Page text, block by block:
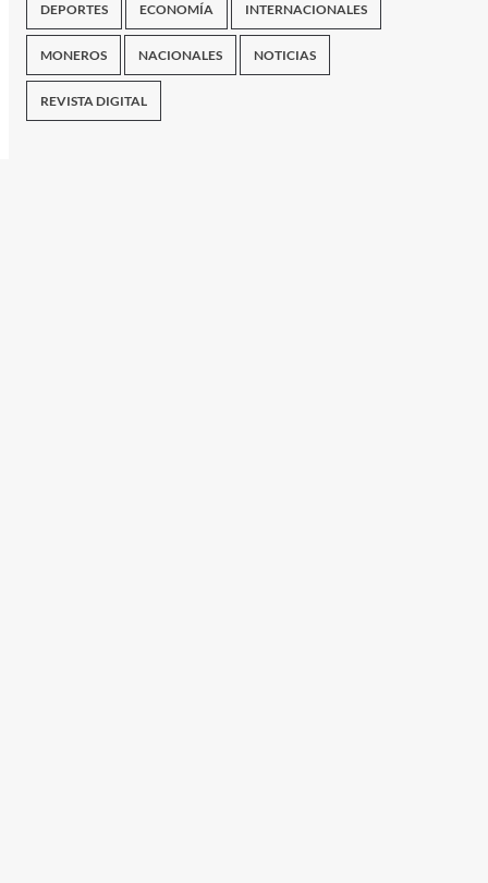
DEPORTES ECONOMÍA INTERNACIONALES
MONEROS NACIONALES NOTICIAS
REVISTA DIGITAL